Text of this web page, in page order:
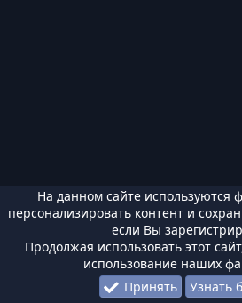
На данном сайте используются
персонализировать контент и
если Вы
Продолжая использовать этот
использование наших
Принять
Узнать